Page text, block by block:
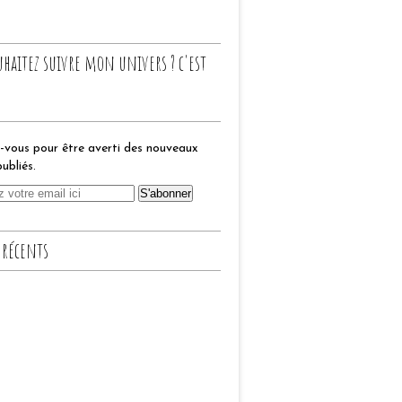
suivre mon univers ? c'est
vous pour être averti des nouveaux